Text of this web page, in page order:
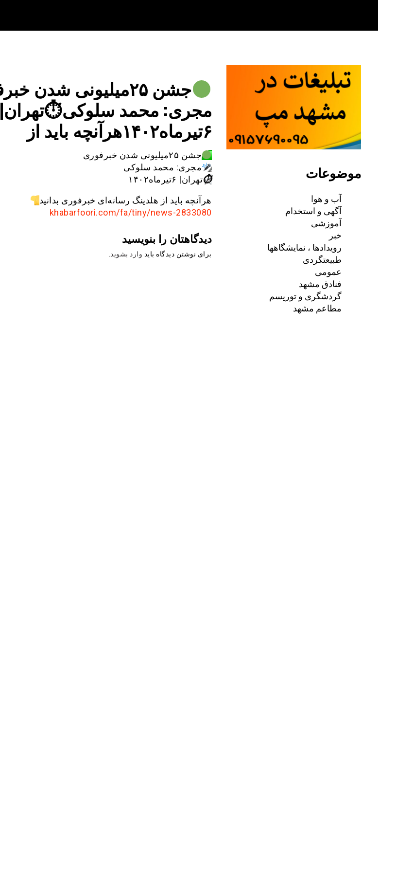
content
جشن ۲۵میلیونی شدن خبرفوری
مجری: محمد سلوکی⏱تهران|
۶تیرماه۱۴۰۲هرآنچه باید از
جشن ۲۵میلیونی شدن خبرفوری
مجری: محمد سلوکی
⏱تهران| ۶تیرماه۱۴۰۲
هرآنچه باید از هلدینگ رسانه‌ای خبرفوری بدانید
khabarfoori.com/fa/tiny/news-2833080
دیدگاهتان را بنویسید
برای نوشتن دیدگاه باید وارد بشوید
موضوعات
آب و هوا
آگهی و استخدام
آموزشی
خبر
رویدادها ، نمایشگاهها
طبیعتگردی
عمومی
فنادق مشهد
گردشگری و توریسم
مطاعم مشهد